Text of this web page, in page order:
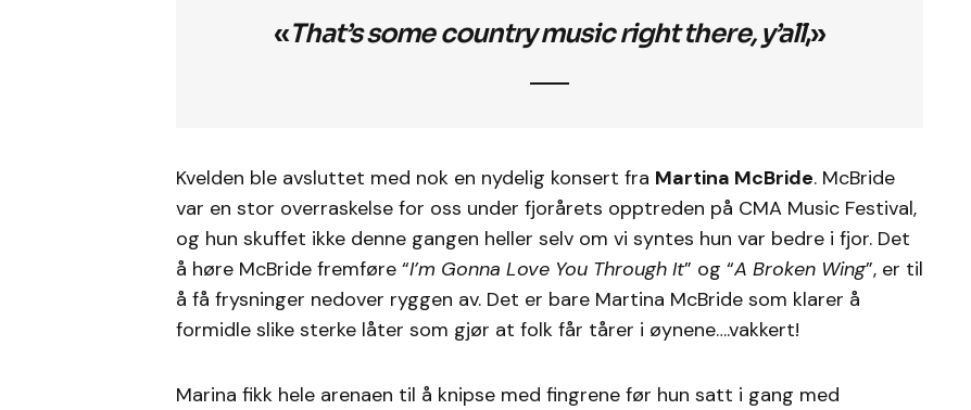
«That’s some country music right there, y’all,»
Kvelden ble avsluttet med nok en nydelig konsert fra Martina McBride. McBride
var en stor overraskelse for oss under fjorårets opptreden på CMA Music Festival,
og hun skuffet ikke denne gangen heller selv om vi syntes hun var bedre i fjor. Det
å høre McBride fremføre “I’m Gonna Love You Through It” og “A Broken Wing”, er til
å få frysninger nedover ryggen av. Det er bare Martina McBride som klarer å
formidle slike sterke låter som gjør at folk får tårer i øynene….vakkert!
Marina fikk hele arenaen til å knipse med fingrene før hun satt i gang med